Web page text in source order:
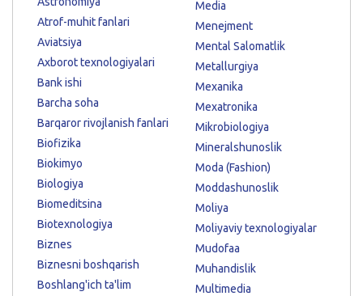
Atrof-muhit fanlari
Aviatsiya
Axborot texnologiyalari
Bank ishi
Barcha soha
Barqaror rivojlanish fanlari
Biofizika
Biokimyo
Biologiya
Biomeditsina
Biotexnologiya
Biznes
Biznesni boshqarish
Boshlang'ich ta'lim
Media
Menejment
Mental Salomatlik
Metallurgiya
Mexanika
Mexatronika
Mikrobiologiya
Mineralshunoslik
Moda (Fashion)
Moddashunoslik
Moliya
Moliyaviy texnologiyalar
Mudofaa
Muhandislik
Multimedia